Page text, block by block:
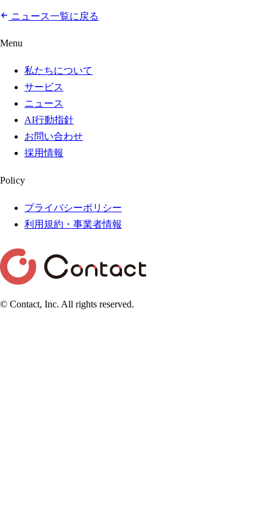
ニュース一覧に戻る
Menu
私たちについて
サービス
ニュース
AI行動指針
お問い合わせ
採用情報
Policy
プライバシーポリシー
利用規約・事業者情報
© Contact, Inc. All rights reserved.